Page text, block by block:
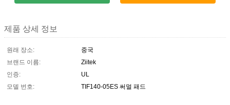
제품 상세 정보
원래 장소:
중국
브랜드 이름:
Ziitek
인증:
UL
모델 번호:
TIF140-05ES 써멀 패드